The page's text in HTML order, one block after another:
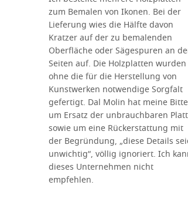
zum Bemalen von Ikonen. Bei der
Lieferung wies die Hälfte davon
Kratzer auf der zu bemalenden
Oberfläche oder Sägespuren an
Seiten auf. Die Holzplatten wurden
ohne die für die Herstellung von
Kunstwerken notwendige Sorgfalt
gefertigt. Dal Molin hat meine Bitte
um Ersatz der unbrauchbaren
sowie um eine Rückerstattung mit
der Begründung, „diese Details
unwichtig“, völlig ignoriert. Ich
dieses Unternehmen nicht
empfehlen.